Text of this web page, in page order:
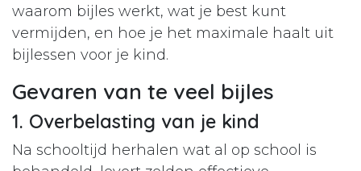
waarom bijles werkt, wat je best kunt
vermijden, en hoe je het maximale haalt uit
bijlessen voor je kind.
Gevaren van te veel bijles
1. Overbelasting van je kind
Na schooltijd herhalen wat al op school is